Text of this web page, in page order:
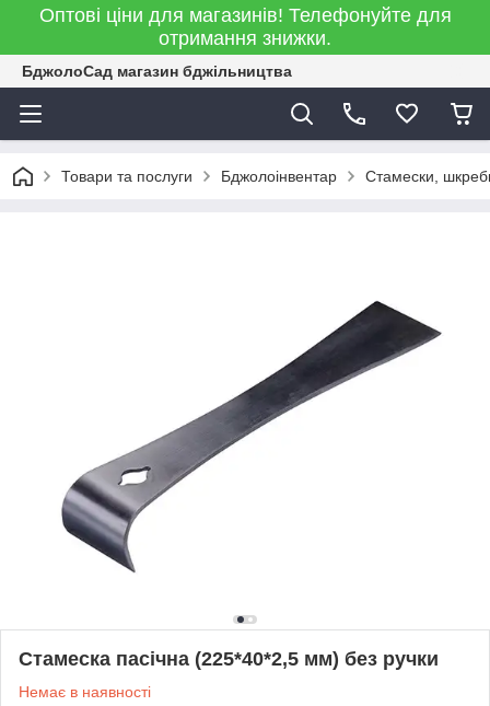
Оптові ціни для магазинів! Телефонуйте для
отримання знижки.
БджолоСад магазин бджільництва
Товари та послуги Бджолоінвентар Стамески,
Стамеска пасічна (225*40*2,5 мм) без ручки
Немає в наявності